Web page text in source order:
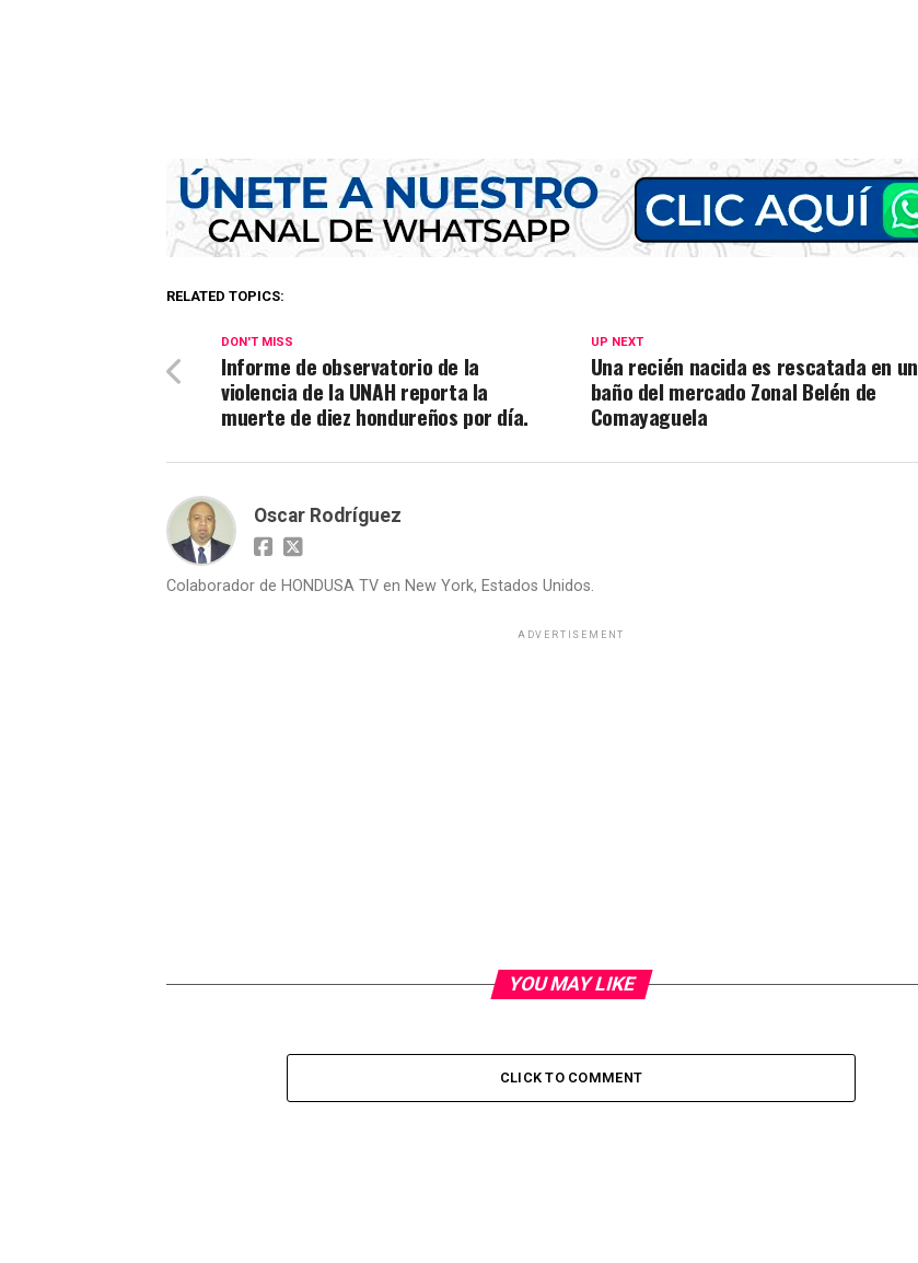
RELATED TOPICS:
UP NEXT
Una recién nacida es rescatada en un
baño del mercado Zonal Belén de
Comayaguela
DON'T MISS
Informe de observatorio de la
violencia de la UNAH reporta la
muerte de diez hondureños por día.
Oscar Rodríguez
Colaborador de HONDUSA TV en New York, Estados Unidos.
ADVERTISEMENT
YOU MAY LIKE
CLICK TO COMMENT